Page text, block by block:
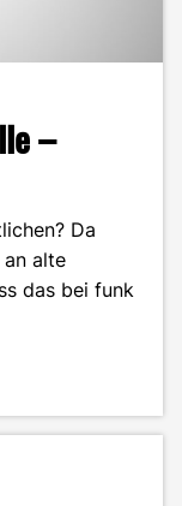
–
Da
alte
das bei funk